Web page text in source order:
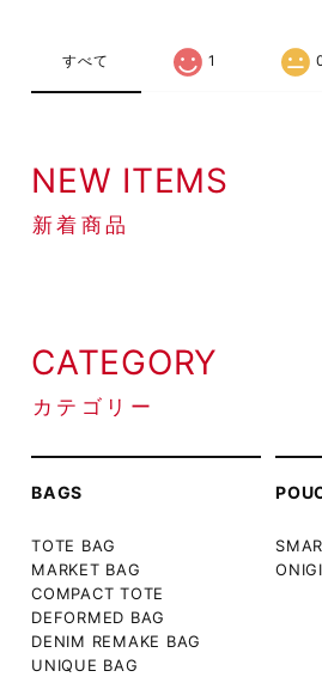
すべて 1
NEW ITEMS
新着商品
CATEGORY
カテゴリー
BAGS
TOTE BAG
MARKET BAG
COMPACT TOTE
DEFORMED BAG
DENIM REMAKE BAG
UNIQUE BAG